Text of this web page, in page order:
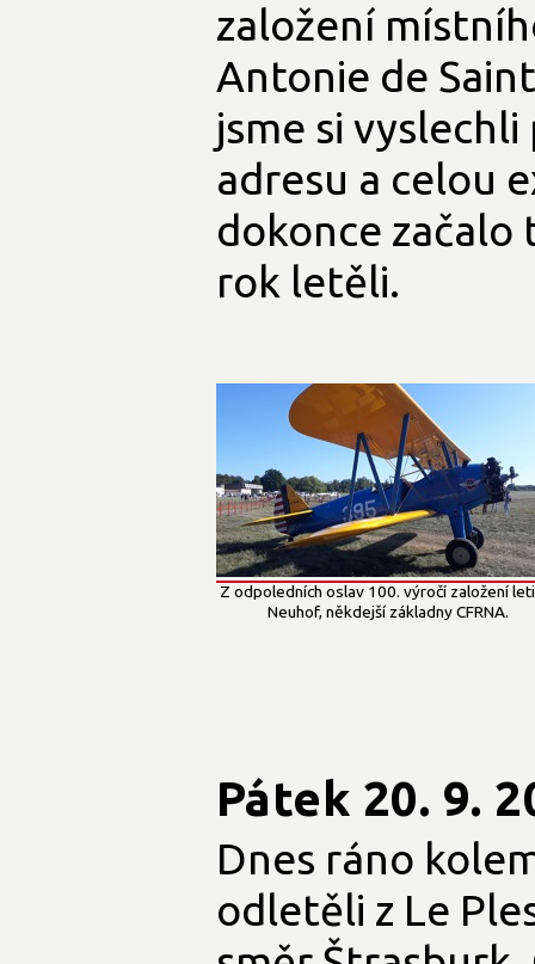
založení
Antonie de
jsme si
adresu a celou
dokonce začalo
rok letěli.
Z odpoledních oslav 100. výročí založení
Neuhof, někdejší základny CFRNA.
Pátek 20. 9.
Dnes ráno
odletěli z Le